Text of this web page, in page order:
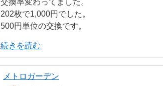
交換率変わってました。
202枚で1,000円でした。
500円単位の交換です。
続きを読む
メトロガーデン